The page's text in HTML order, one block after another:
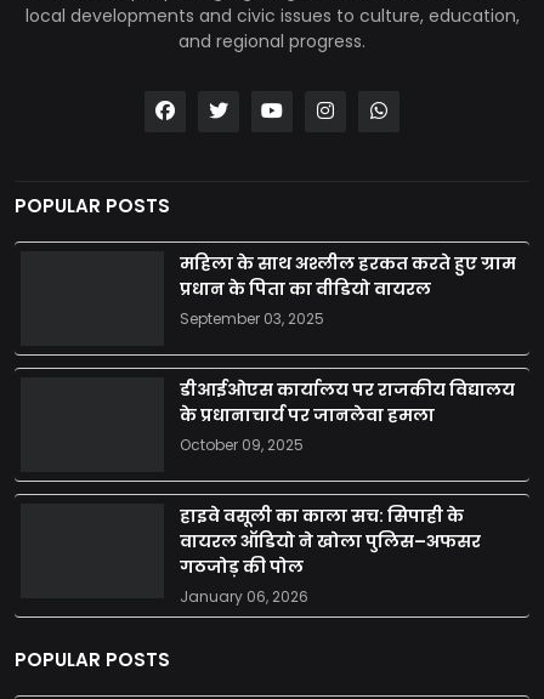
local developments and civic issues to culture, education,
and regional progress.
POPULAR POSTS
महिला के साथ अश्लील हरकत करते हुए ग्राम
प्रधान के पिता का वीडियो वायरल
September 03, 2025
डीआईओएस कार्यालय पर राजकीय विद्यालय
के प्रधानाचार्य पर जानलेवा हमला
October 09, 2025
हाइवे वसूली का काला सच: सिपाही के
वायरल ऑडियो ने खोला पुलिस–अफसर
गठजोड़ की पोल
January 06, 2026
POPULAR POSTS